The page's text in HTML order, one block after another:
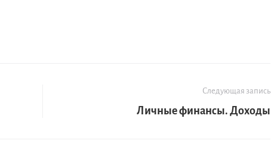
Следующая запись
Личные финансы. Доходы